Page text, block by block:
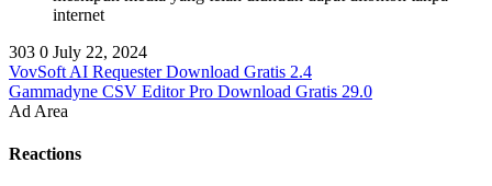
internet
303 0 July 22, 2024
VovSoft AI Requester Download Gratis 2.4
Gammadyne CSV Editor Pro Download Gratis 29.0
Ad Area
Reactions